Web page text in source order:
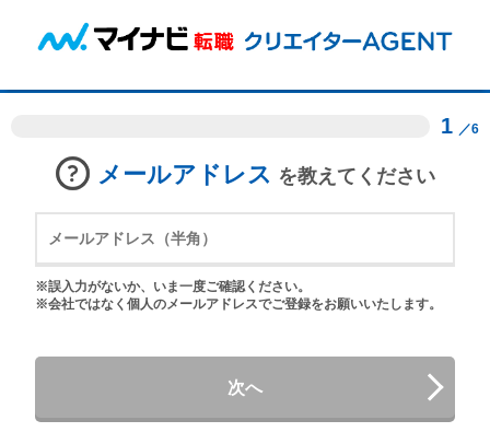
1 ／6
メールアドレス を教えてください
※誤入力がないか、いま一度ご確認ください。
※会社ではなく個人のメールアドレスでご登録をお願いいたします。
次へ